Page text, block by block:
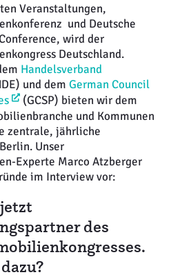
Veranstaltungen,
und Deutsche
wird der
Deutschland.
Handelsverband
und dem German Council
(GCSP) bieten wir dem
und Kommunen
zentrale, jährliche
Unser
Experte Marco Atzberger
im Interview vor:
des